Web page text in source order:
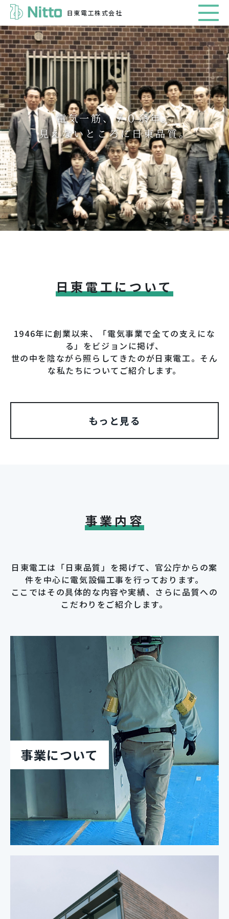
日東電工株式会社
電気一筋、７０余年。
見えないところに日東品質。
日東電工について
1946年に創業以来、「電気事業で全ての支えにな
る」をビジョンに掲げ、
世の中を陰ながら照らしてきたのが日東電工。そん
な私たちについてご紹介します。
もっと見る
事業内容
日東電工は「日東品質」を掲げて、官公庁からの案
件を中心に電気設備工事を行っております。
ここではその具体的な内容や実績、さらに品質への
こだわりをご紹介します。
事業について